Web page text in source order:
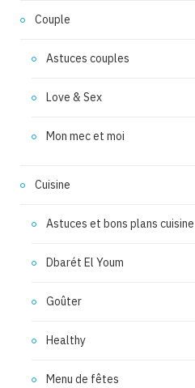
Couple
Astuces couples
Love & Sex
Mon mec et moi
Cuisine
Astuces et bons plans cuisine
Dbarét El Youm
Goûter
Healthy
Menu de fêtes